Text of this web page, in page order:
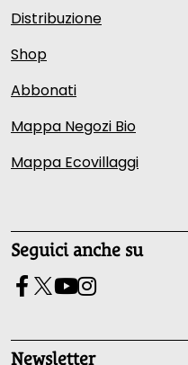
Distribuzione
Shop
Abbonati
Mappa Negozi Bio
Mappa Ecovillaggi
Seguici anche su
Newsletter